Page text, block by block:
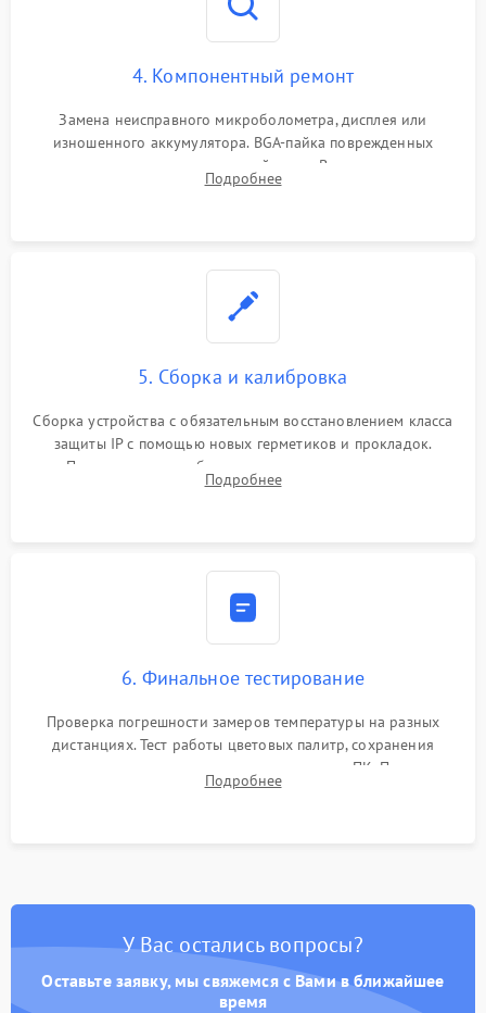
4. Компонентный ремонт
Замена неисправного микроболометра, дисплея или
изношенного аккумулятора. BGA-пайка поврежденных
контроллеров на материнской плате. Восстановление
разъемов и кнопок, замена поврежденных элементов
Подробнее
5. Сборка и калибровка
Сборка устройства с обязательным восстановлением класса
защиты IP с помощью новых герметиков и прокладок.
Программная калибровка матрицы по эталонному
абсолютно черному телу для точного измерения температур.
Подробнее
6. Финальное тестирование
Проверка погрешности замеров температуры на разных
дистанциях. Тест работы цветовых палитр, сохранения
термограмм в память и передачи данных на ПК. Проверка
автономности работы и итоговый контроль качества.
Подробнее
У Вас остались вопросы?
Оставьте заявку, мы свяжемся с Вами в ближайшее
время